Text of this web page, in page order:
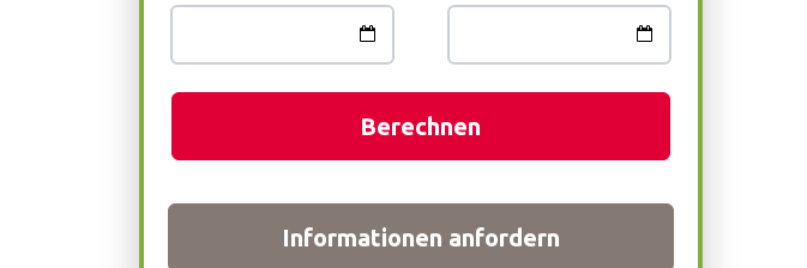
Berechnen
Informationen anfordern